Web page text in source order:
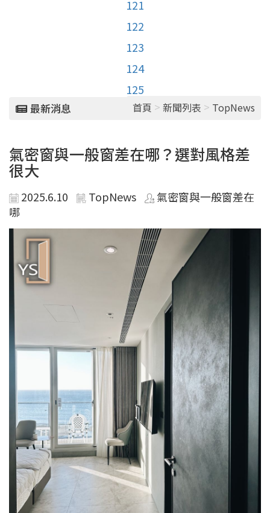
121
122
123
124
125
最新消息 首頁 > 新聞列表 > TopNews
氣密窗與一般窗差在哪？選對風格差
很大
2025.6.10 TopNews
氣密窗與一般窗差在
哪